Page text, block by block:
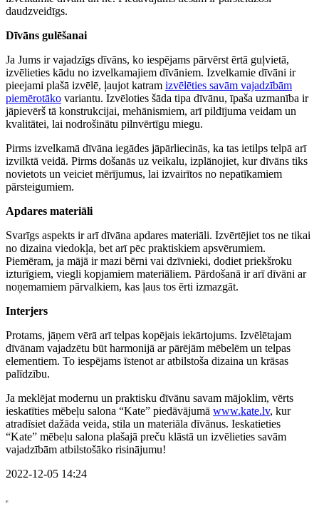
daudzveidīgs.
Dīvāns gulēšanai
Ja Jums ir vajadzīgs dīvāns, ko iespējams pārvērst ērtā guļvietā,
izvēlieties kādu no izvelkamajiem dīvāniem. Izvelkamie dīvāni ir
pieejami plašā izvēlē, ļaujot katram izvēlēties savām vajadzībām
piemērotāko variantu. Izvēloties šāda tipa dīvānu, īpaša uzmanība ir
jāpievērš tā konstrukcijai, mehānismiem, arī pildījuma veidam un
kvalitātei, lai nodrošinātu pilnvērtīgu miegu.
Pirms izvelkamā dīvāna iegādes jāpārliecinās, ka tas ietilps telpā arī
izvilktā veidā. Pirms došanās uz veikalu, izplānojiet, kur dīvāns tiks
novietots un veiciet mērījumus, lai izvairītos no nepatīkamiem
pārsteigumiem.
Apdares materiāli
Svarīgs aspekts ir arī dīvāna apdares materiāli. Izvērtējiet tos ne tikai
no dizaina viedokļa, bet arī pēc praktiskiem apsvērumiem.
Piemēram, ja mājā ir mazi bērni vai dzīvnieki, dodiet priekšroku
izturīgiem, viegli kopjamiem materiāliem. Pārdošanā ir arī dīvāni ar
noņemamiem pārvalkiem, kas ļaus tos ērti izmazgāt.
Interjers
Protams, jāņem vērā arī telpas kopējais iekārtojums. Izvēlētajam
dīvānam vajadzētu būt harmonijā ar pārējām mēbelēm un telpas
elementiem. To iespējams īstenot ar atbilstoša dizaina un krāsas
palīdzību.
Ja meklējat modernu un praktisku dīvānu savam mājoklim, vērts
ieskatīties mēbeļu salona “Kate” piedāvājumā www.kate.lv, kur
atradīsiet dažāda veida, stila un materiāla dīvānus. Ieskatieties
“Kate” mēbeļu salona plašajā preču klāstā un izvēlieties savām
vajadzībām atbilstošāko risinājumu!
2022-12-05 14:24